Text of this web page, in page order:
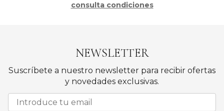
consulta condiciones
NEWSLETTER
Suscríbete a nuestro newsletter para recibir ofertas
y novedades exclusivas.